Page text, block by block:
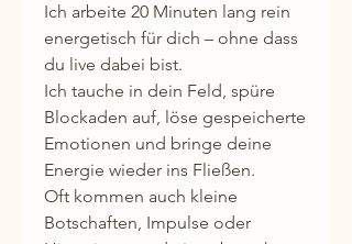
Ich arbeite 20 Minuten lang rein
energetisch für dich – ohne dass
du live dabei bist.
Ich tauche in dein Feld, spüre
Blockaden auf, löse gespeicherte
Emotionen und bringe deine
Energie wieder ins Fließen.
Oft kommen auch kleine
Botschaften, Impulse oder